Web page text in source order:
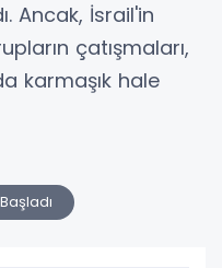
Ancak, İsrail'in
çatışmaları,
karmaşık hale